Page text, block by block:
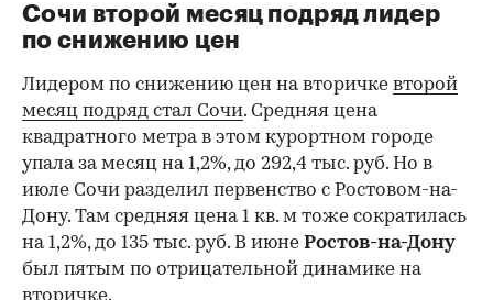
Сочи второй месяц подряд лидер
по снижению цен
Лидером по снижению цен на вторичке второй
месяц подряд стал Сочи. Средняя цена
квадратного метра в этом курортном городе
упала за месяц на 1,2%, до 292,4 тыс. руб. Но в
июле Сочи разделил первенство с Ростовом-на-
Дону. Там средняя цена 1 кв. м тоже сократилась
на 1,2%, до 135 тыс. руб. В июне Ростов-на-Дону
был пятым по отрицательной динамике на
вторичке.